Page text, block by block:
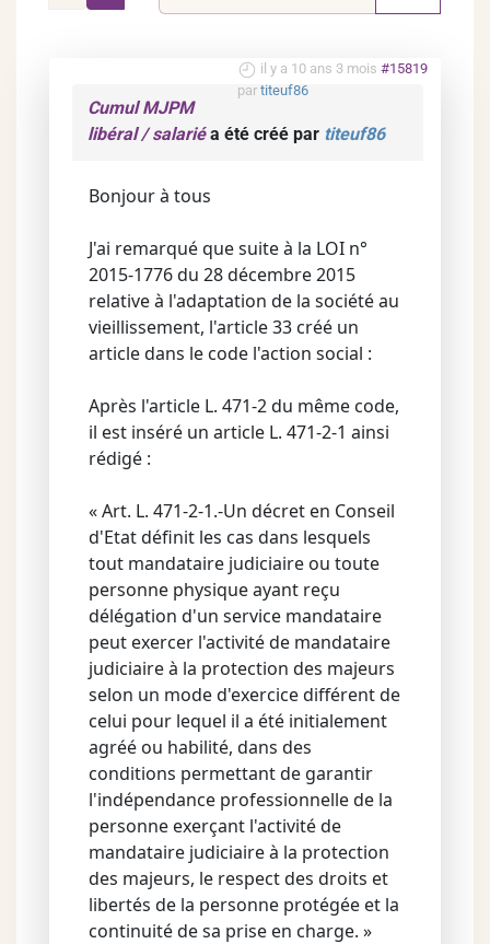
il y a 10 ans 3 mois #15819
par titeuf86
Cumul MJPM
libéral / salariéa été créé par titeuf86
Bonjour à tous
J'ai remarqué que suite à la LOI n°
2015-1776 du 28 décembre 2015
relative à l'adaptation de la société au
vieillissement, l'article 33 créé un
article dans le code l'action social :
Après l'article L. 471-2 du même code,
il est inséré un article L. 471-2-1 ainsi
rédigé :
« Art. L. 471-2-1.-Un décret en Conseil
d'Etat définit les cas dans lesquels
tout mandataire judiciaire ou toute
personne physique ayant reçu
délégation d'un service mandataire
peut exercer l'activité de mandataire
judiciaire à la protection des majeurs
selon un mode d'exercice différent de
celui pour lequel il a été initialement
agréé ou habilité, dans des
conditions permettant de garantir
l'indépendance professionnelle de la
personne exerçant l'activité de
mandataire judiciaire à la protection
des majeurs, le respect des droits et
libertés de la personne protégée et la
continuité de sa prise en charge. »